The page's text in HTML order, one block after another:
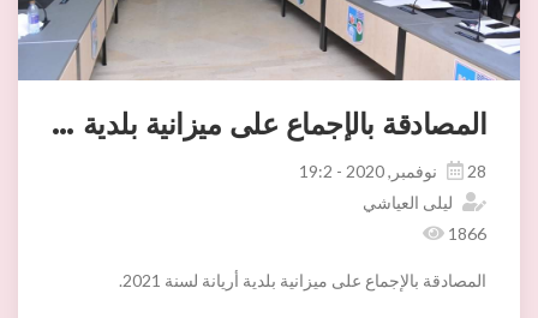
المصادقة بالإجماع على ميزانية بلدية أريانة لسنة 2021
28 نوفمبر, 2020 - 19:2
ليلى العياشي
1866
المصادقة بالإجماع على ميزانية بلدية أريانة لسنة 2021.